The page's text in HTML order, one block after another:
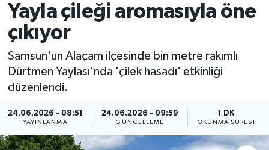
Yayla çileği aromasıyla öne
çıkıyor
Samsun'un Alaçam ilçesinde bin metre rakımlı
Dürtmen Yaylası'nda 'çilek hasadı' etkinliği
düzenlendi.
24.06.2026 - 08:51
YAYINLANMA
24.06.2026 - 09:59
GÜNCELLEME
1 DK
OKUNMA SÜRESI